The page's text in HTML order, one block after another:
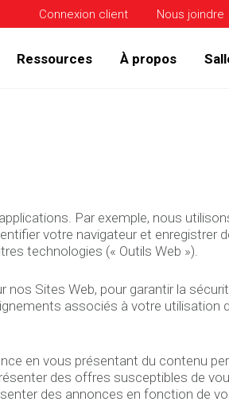
Connexion client Nous joindre
Ressources À propos
Par exemple, nous
votre navigateur et enregistrer
technologies (« Outils Web »).
Sites Web, pour garantir la
associés à votre utilisation
en vous présentant du contenu
des offres susceptibles de
des annonces en fonction de